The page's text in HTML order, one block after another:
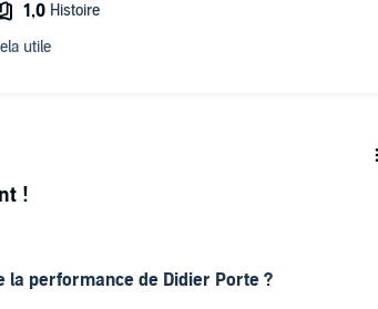
la performance de Didier Porte ?
!